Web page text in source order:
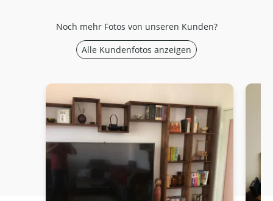
Noch mehr Fotos von unseren Kunden?
Alle Kundenfotos anzeigen